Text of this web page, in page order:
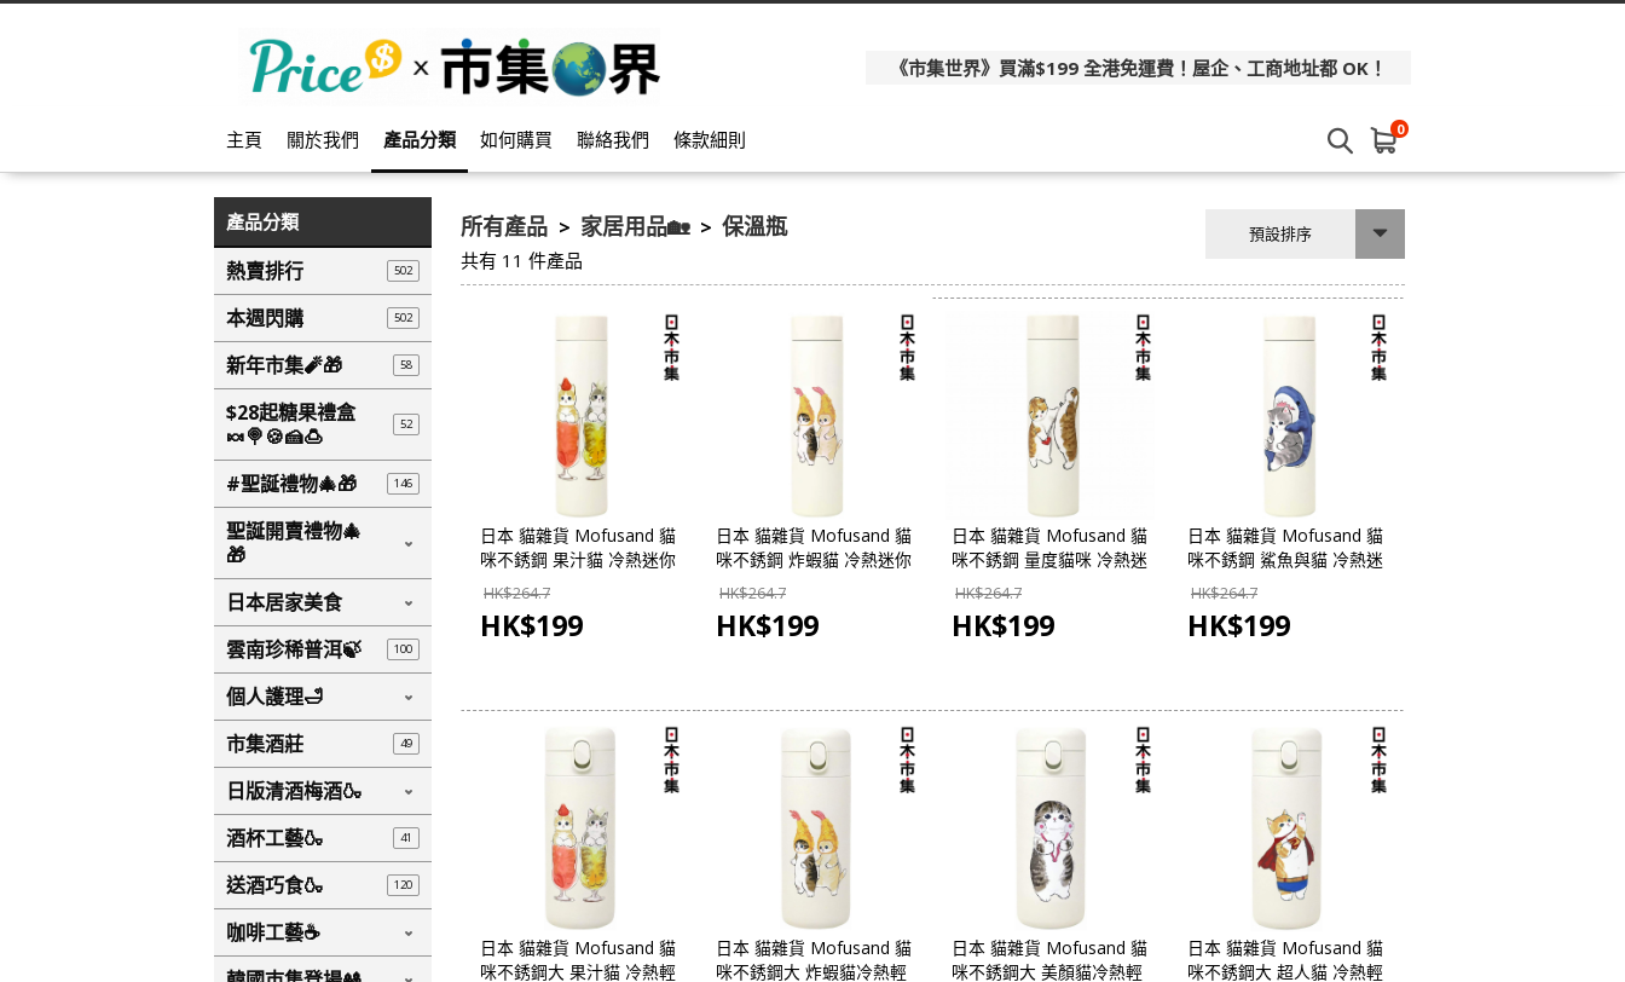
《市集世界》買滿$199 全港免運費！屋企、工商地址都 OK！
主頁 關於我們 產品分類 如何購買 聯絡我們 條款細則 0
產品分類
熱賣排行 502
本週閃購 502
新年市集🧨🎁 58
$28起糖果禮盒
🍬🍭🍪🍰🍮
52
#聖誕禮物🎄🎁 146
聖誕開賣禮物🎄
🎁
日本居家美食
雲南珍稀普洱🍃
100
個人護理🛁
市集酒莊
49
日版清酒梅酒🍶
酒杯工藝🍶
41
送酒巧食🍶 120
咖啡工藝☕
所有產品 > 家居用品🏡 > 保溫瓶 預設排序
共有 11 件產品
日本 貓雜貨 Mofusand 貓
咪不銹鋼 果汁貓 冷熱迷你
輕巧保溫瓶 180ml (016)
【市集世界 - 日本市集】
HK$264.7
HK$199
日本 貓雜貨 Mofusand 貓
咪不銹鋼 炸蝦貓 冷熱迷你
輕巧保溫瓶 180ml (023)
【市集世界 - 日本市集】
HK$264.7
HK$199
日本 貓雜貨 Mofusand 貓
咪不銹鋼 量度貓咪 冷熱迷
你輕巧保溫瓶 180ml
(009)【市集世界 - 日本市
集】
HK$264.7
HK$199
日本 貓雜貨 Mofusand 貓
咪不銹鋼 鯊魚與貓 冷熱迷
你輕巧保溫瓶 180ml
(996)【市集世界 - 日本市
集】
HK$264.7
HK$199
日本 貓雜貨 Mofusand 貓
咪不銹鋼大 果汁貓 冷熱輕
日本 貓雜貨 Mofusand 貓
咪不銹鋼大 炸蝦貓冷熱輕
日本 貓雜貨 Mofusand 貓
咪不銹鋼大 美顏貓冷熱輕
日本 貓雜貨 Mofusand 貓
咪不銹鋼大 超人貓 冷熱輕